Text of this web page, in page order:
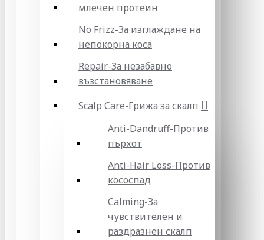
млечен протеин
No Frizz-За изглаждане на
непокорна коса
Repair-За незабавно
възстановяване
Scalp Care-Грижа за скалп
Anti-Dandruff-Против
пърхот
Anti-Hair Loss-Против
кососпад
Calming-За
чувствителен и
раздразнен скалп